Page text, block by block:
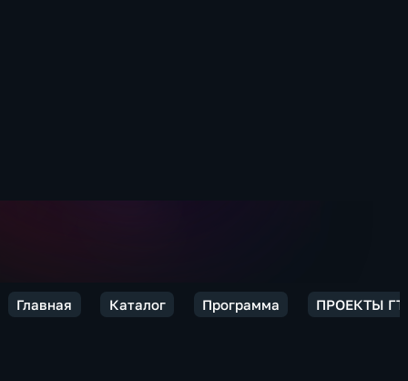
Главная Каталог Программа ПРОЕКТЫ